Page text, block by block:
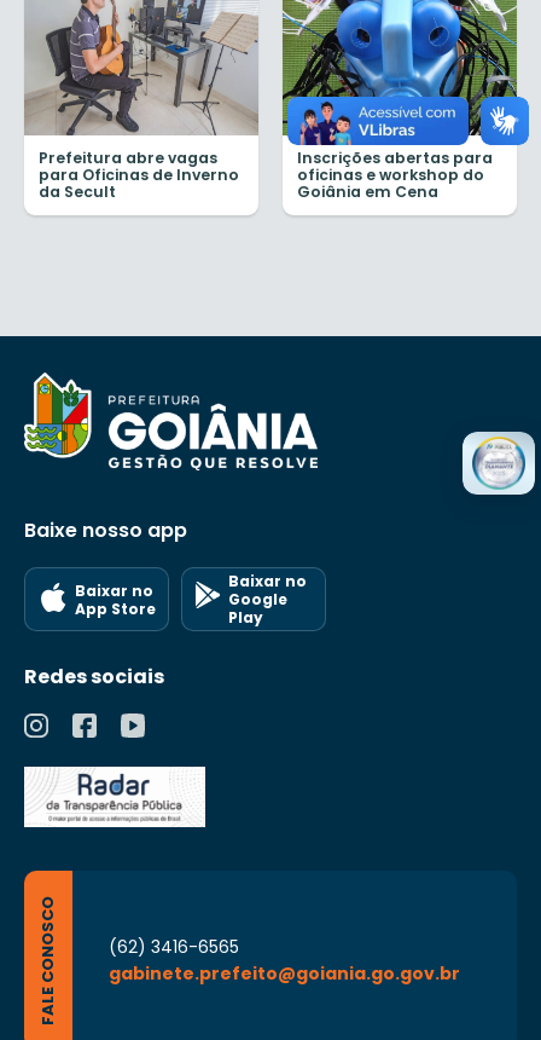
Prefeitura abre vagas
para Oficinas de Inverno
da Secult
Inscrições abertas para
oficinas e workshop do
Goiânia em Cena
Baixe nosso app
Baixar no
App Store
Baixar no
Google
Play
Redes sociais
FALE CONOSCO
(62) 3416-6565
gabinete.prefeito@goiania.go.gov.br